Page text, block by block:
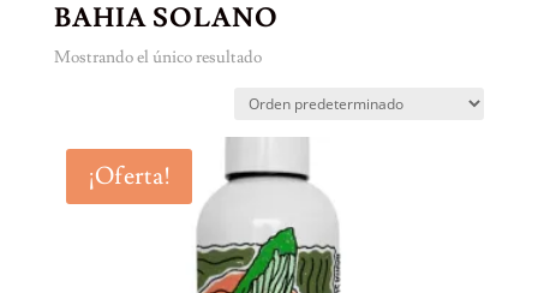
BAHIA SOLANO
Mostrando el único resultado
¡Oferta!